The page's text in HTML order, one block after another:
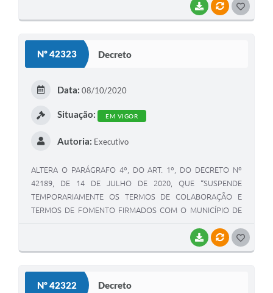
BAIXARVÍNCULOS
Nº 42323 Decreto
BAIXARVÍNCULOS
Data: 08/10/2020
Situação: EM VIGOR
Autoria: Executivo
ALTERA O PARÁGRAFO 4º, DO ART. 1º, DO DECRETO Nº
42189, DE 14 DE JULHO DE 2020, QUE “SUSPENDE
TEMPORARIAMENTE OS TERMOS DE COLABORAÇÃO E
TERMOS DE FOMENTO FIRMADOS COM O MUNICÍPIO DE
Nº 42322 Decreto